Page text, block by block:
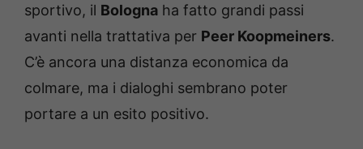
sportivo, il Bologna ha fatto grandi passi
avanti nella trattativa per Peer Koopmeiners.
C’è ancora una distanza economica da
colmare, ma i dialoghi sembrano poter
portare a un esito positivo.